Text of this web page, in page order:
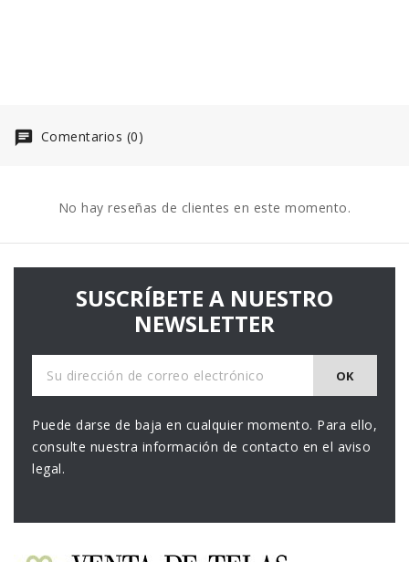
Comentarios (0)
No hay reseñas de clientes en este momento.
SUSCRÍBETE A NUESTRO
NEWSLETTER
Puede darse de baja en cualquier momento. Para ello,
consulte nuestra información de contacto en el aviso
legal.